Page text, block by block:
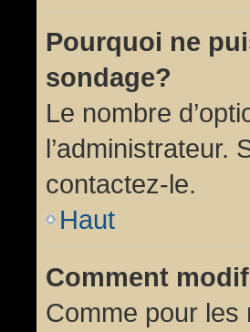
Pourquoi ne
sondage?
Le nombre
l’administrateur.
contactez-le.
Haut
Comment
Comme pour les